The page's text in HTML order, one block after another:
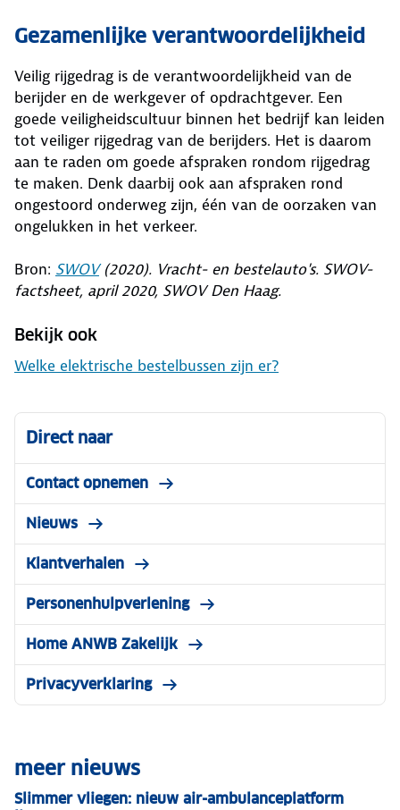
Gezamenlijke verantwoordelijkheid
Veilig rijgedrag is de verantwoordelijkheid van de
berijder en de werkgever of opdrachtgever. Een
goede veiligheidscultuur binnen het bedrijf kan leiden
tot veiliger rijgedrag van de berijders. Het is daarom
aan te raden om goede afspraken rondom rijgedrag
te maken. Denk daarbij ook aan afspraken rond
ongestoord onderweg zijn, één van de oorzaken van
ongelukken in het verkeer.
Bron: SWOV(2020). Vracht- en bestelauto's. SWOV-
factsheet, april 2020, SWOV Den Haag.
Bekijk ook
Welke elektrische bestelbussen zijn er?
Direct naar
Contact opnemen
Nieuws
Klantverhalen
Personenhulpverlening
Home ANWB Zakelijk
Privacyverklaring
meer nieuws
Slimmer vliegen: nieuw air-ambulanceplatform